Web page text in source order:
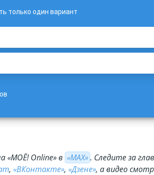
только один вариант
«МОЁ! Online» в «МАХ». Cледите за
, «ВКонтакте», «Дзене», а видео